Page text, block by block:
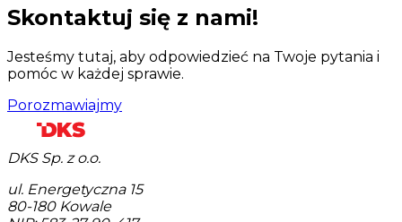
Skontaktuj się z nami!
Jesteśmy tutaj, aby odpowiedzieć na Twoje pytania i
pomóc w każdej sprawie.
Porozmawiajmy
DKS Sp. z o.o.
ul. Energetyczna 15
80-180 Kowale